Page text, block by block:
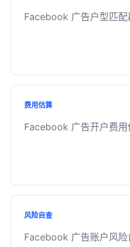
Facebook 广告户型匹配
费用估算
Facebook 广告开户费用
风险自查
Facebook 广告账户风险